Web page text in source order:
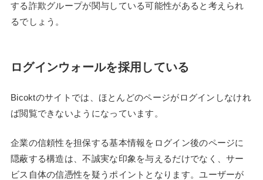
する詐欺グループが関与している可能性があると考えられ
るでしょう。
ログインウォールを採用している
Bicoktのサイトでは、ほとんどのページがログインしなけれ
ば閲覧できないようになっています。
企業の信頼性を担保する基本情報をログイン後のページに
隠蔽する構造は、不誠実な印象を与えるだけでなく、サー
ビス自体の信憑性を疑うポイントとなります。ユーザーが